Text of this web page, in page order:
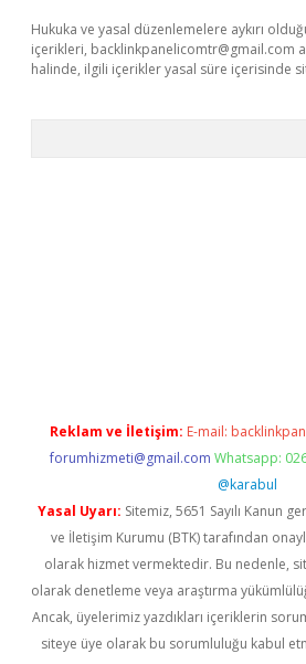
Hukuka ve yasal düzenlemelere aykırı
içerikleri, backlinkpanelicomtr@gmail.com
halinde, ilgili içerikler yasal süre içerisinde
Reklam ve İletişim: E-mail:
forumhizmeti@gmail.com Whatsapp:
@karabul
Yasal Uyarı: Sitemiz, 5651 Sayılı Kanun
ve İletişim Kurumu (BTK) tarafından
olarak hizmet vermektedir. Bu nedenle,
olarak denetleme veya araştırma
Ancak, üyelerimiz yazdıkları içeriklerin
siteye üye olarak bu sorumluluğu kabul